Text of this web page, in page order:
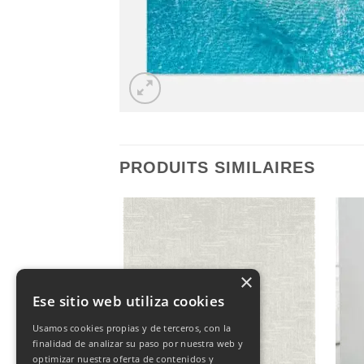
PRODUITS SIMILAIRES
×
Ese sitio web utiliza cookies
Usamos cookies propias y de terceros, con la
finalidad de analizar su paso por nuestra web y
optimizar nuestra oferta de contenidos y